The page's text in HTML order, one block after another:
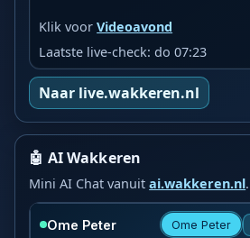
Klik voorVideoavond
Laatste live-check: do 07:23
Naar live.wakkeren.nl
🤖 AI Wakkeren
Mini AI Chat vanuitai.wakkeren.nl.